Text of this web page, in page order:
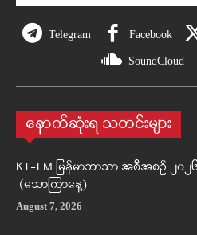
Telegram Facebook
SoundCloud
နောက်ဆုံးရ သတင်းများ
KT-FM မြန်မာဘာသာ အစီအစဉ် ၂၀
(သောကြာနေ့)
August 7, 2026